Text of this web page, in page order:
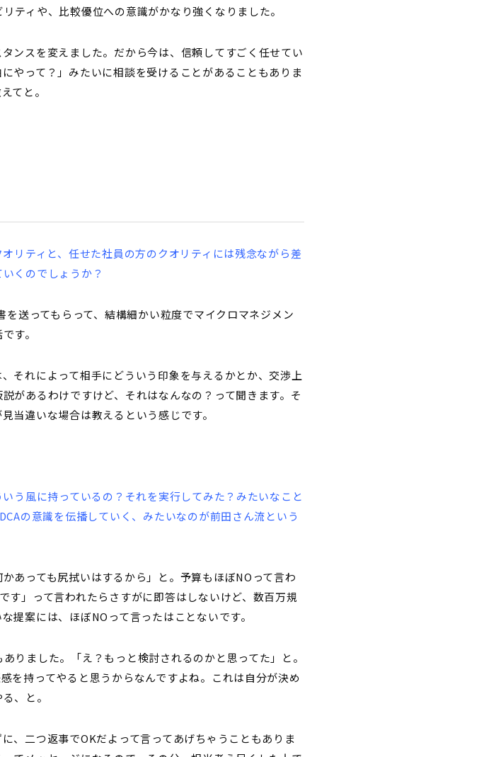
ティや、比較優位への意識がかなり強くなりました。
ンスを変えました。だから今は、信頼してすごく任せてい
やって？」みたいに相談を受けることがあることもありま
てと。
くのでしょうか？
送ってもらって、結構細かい粒度でマイクロマネジメン
それによって相手にどういう印象を与えるかとか、交渉上